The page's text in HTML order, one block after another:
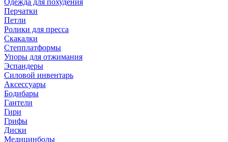
Одежда для похудения
Перчатки
Петли
Ролики для пресса
Скакалки
Степплатформы
Упоры для отжимания
Эспандеры
Силовой инвентарь
Аксессуары
Бодибары
Гантели
Гири
Грифы
Диски
Медицинболы